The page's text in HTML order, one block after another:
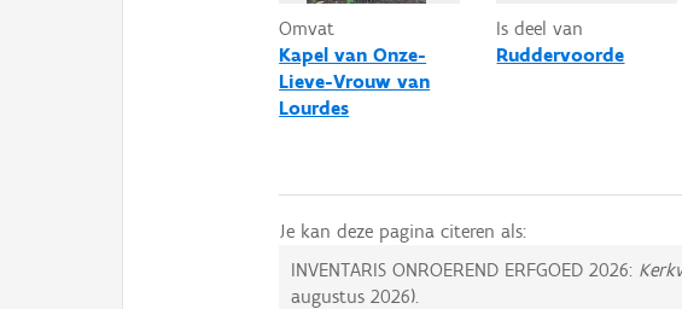
Omvat
Kapel van Onze-
Lieve-Vrouw van
Lourdes
Is deel van
Ruddervoorde
Je kan deze pagina citeren als:
INVENTARIS ONROEREND ERFGOED 2026:
augustus 2026).